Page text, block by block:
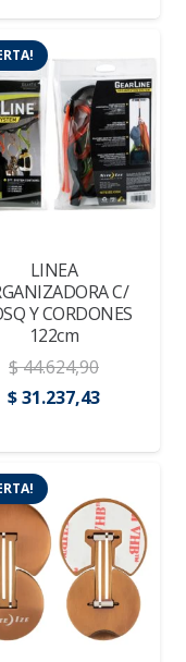
precio
original
era:
$ 44.624,90.
precio
es:
$
LINEA
C/
Y CORDONES
122cm
$44.624,90
El
original
era:
$ 44.624,90.
$31.237,43El
actual
$